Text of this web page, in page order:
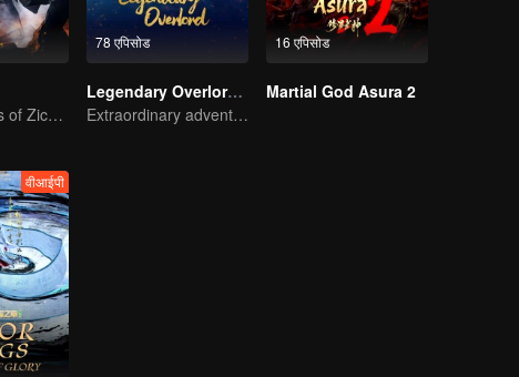
Three Heroes of Zichuan's adventure on Xichuan Continent
78 एपिसोड
Legendary Overlord S2
Extraordinary adventure, a teenager reborn from adversity.
16 एपिसोड
Martial God Asura 2
वीआईपी